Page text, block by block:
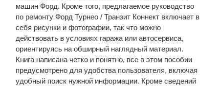
машин Форд. Кроме того, предлагаемое руководство
по ремонту Форд Турнео / Транзит Коннект включает в
себя рисунки и фотографии, так что можно
действовать в условиях гаража или автосервиса,
ориентируясь на обширный наглядный материал.
Книга написана четко и понятно, все в этом пособии
предусмотрено для удобства пользователя, включая
удобный поиск нужной информации. Кроме сведений